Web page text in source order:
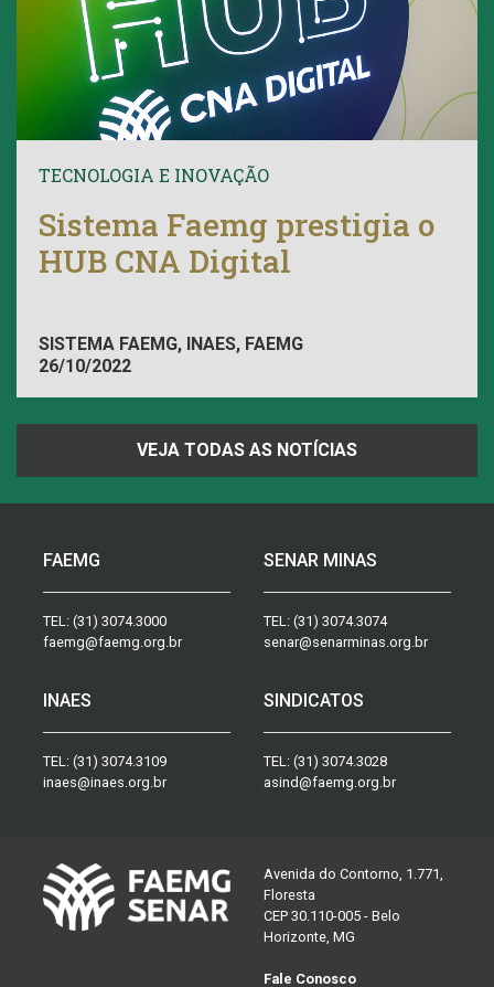
TECNOLOGIA E INOVAÇÃO
Sistema Faemg prestigia o
HUB CNA Digital
SISTEMA FAEMG, INAES, FAEMG
26/10/2022
VEJA TODAS AS NOTÍCIAS
FAEMG
TEL: (31) 3074.3000
faemg@faemg.org.br
SENAR MINAS
TEL: (31) 3074.3074
senar@senarminas.org.br
INAES
TEL: (31) 3074.3109
inaes@inaes.org.br
SINDICATOS
TEL: (31) 3074.3028
asind@faemg.org.br
Avenida do Contorno, 1.771,
Floresta
CEP 30.110-005 - Belo
Horizonte, MG
Fale Conosco